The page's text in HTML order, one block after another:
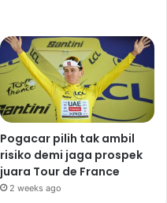
Pogacar pilih tak ambil
risiko demi jaga prospek
juara Tour de France
2 weeks ago